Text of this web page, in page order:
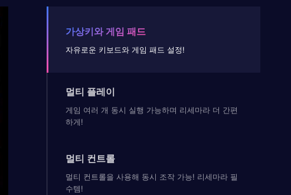
가상키와 게임 패드
자유로운 키보드와 게임 패드 설정!
멀티 플레이
게임 여러 개 동시 실행 가능하며 리세마라 더 간편
하게!
멀티 컨트롤
멀티 컨트롤을 사용해 동시 조작 가능! 리세마라 필
수템!